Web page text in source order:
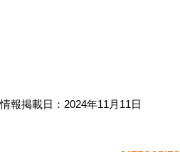
情報掲載日：2024年11月11日